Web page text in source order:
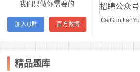
我们只做你需要的
加入Q群 官方微博
CaiGuoJiaoYu
精品题库